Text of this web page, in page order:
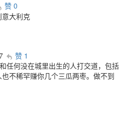
赞 0
大利克
赞 1
任何没在城里出生的人打交道，包括
不稀罕赚你几个三瓜两枣。做不到